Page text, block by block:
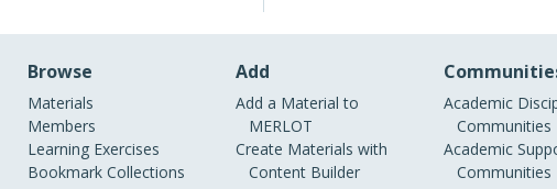
Browse
Materials
Members
Learning Exercises
Bookmark Collections
Add
Add a Material to
MERLOT
Create Materials with
Content Builder
Academic
Communities
Academic
Communities